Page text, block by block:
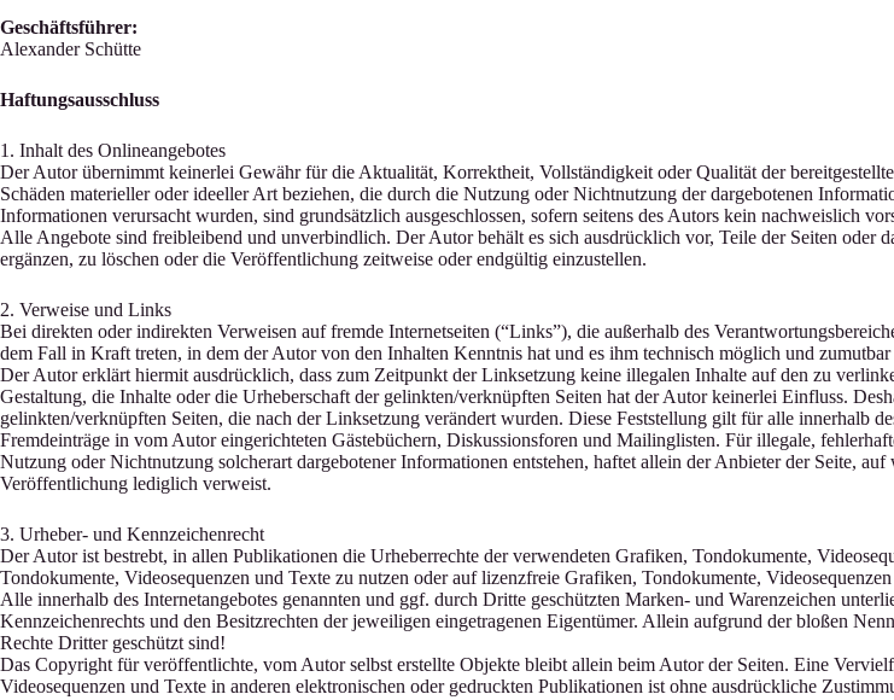
Geschäftsführer:
Alexander Schütte
Haftungsausschluss
1. Inhalt des Onlineangebotes
Der Autor übernimmt keinerlei Gewähr für die Aktualität, Korrektheit, Vollständigkeit oder Qualität der
Schäden materieller oder ideeller Art beziehen, die durch die Nutzung oder Nichtnutzung der dargebotenen
Informationen verursacht wurden, sind grundsätzlich ausgeschlossen, sofern seitens des Autors kein nachweislich
Alle Angebote sind freibleibend und unverbindlich. Der Autor behält es sich ausdrücklich vor, Teile der Seiten oder
ergänzen, zu löschen oder die Veröffentlichung zeitweise oder endgültig einzustellen.
2. Verweise und Links
Bei direkten oder indirekten Verweisen auf fremde Internetseiten (“Links”), die außerhalb des
dem Fall in Kraft treten, in dem der Autor von den Inhalten Kenntnis hat und es ihm technisch möglich und
Der Autor erklärt hiermit ausdrücklich, dass zum Zeitpunkt der Linksetzung keine illegalen Inhalte auf den zu
Gestaltung, die Inhalte oder die Urheberschaft der gelinkten/verknüpften Seiten hat der Autor keinerlei Einfluss.
gelinkten/verknüpften Seiten, die nach der Linksetzung verändert wurden. Diese Feststellung gilt für alle innerhalb
Fremdeinträge in vom Autor eingerichteten Gästebüchern, Diskussionsforen und Mailinglisten. Für illegale,
Nutzung oder Nichtnutzung solcherart dargebotener Informationen entstehen, haftet allein der Anbieter der Seite,
Veröffentlichung lediglich verweist.
3. Urheber- und Kennzeichenrecht
Der Autor ist bestrebt, in allen Publikationen die Urheberrechte der verwendeten Grafiken, Tondokumente,
Tondokumente, Videosequenzen und Texte zu nutzen oder auf lizenzfreie Grafiken, Tondokumente,
Alle innerhalb des Internetangebotes genannten und ggf. durch Dritte geschützten Marken- und Warenzeichen
Kennzeichenrechts und den Besitzrechten der jeweiligen eingetragenen Eigentümer. Allein aufgrund der bloßen
Rechte Dritter geschützt sind!
Das Copyright für veröffentlichte, vom Autor selbst erstellte Objekte bleibt allein beim Autor der Seiten. Eine
Videosequenzen und Texte in anderen elektronischen oder gedruckten Publikationen ist ohne ausdrückliche